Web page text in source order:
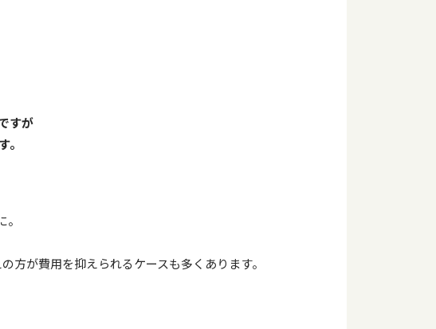
すが
方が費用を抑えられるケースも多くあります。